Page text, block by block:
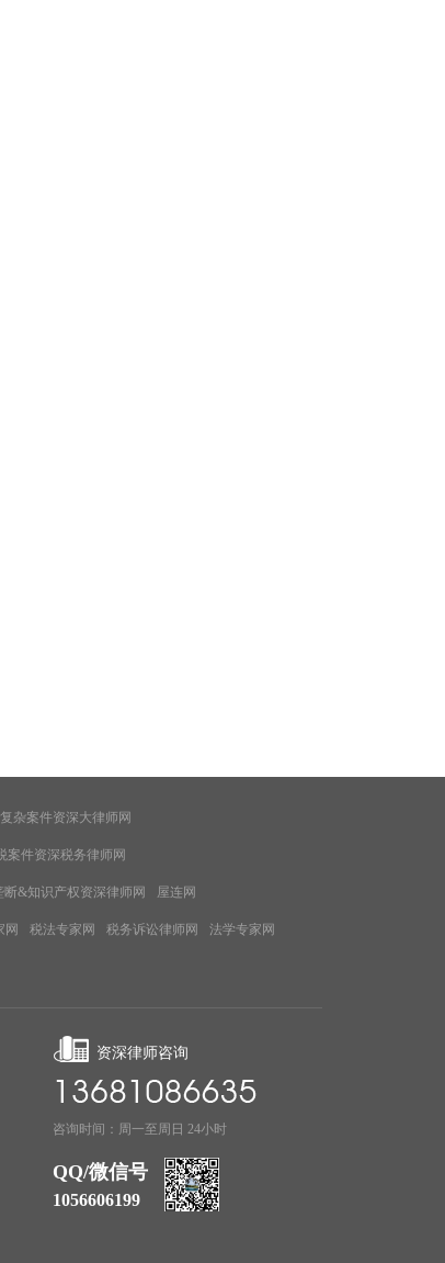
杂案件资深大律师网
案件资深税务律师网
断&知识产权资深律师网 屋连网
网 税法专家网 税务诉讼律师网 法学专家网
资深律师咨询
咨询时间：周一至周日 24小时
QQ/微信号
1056606199